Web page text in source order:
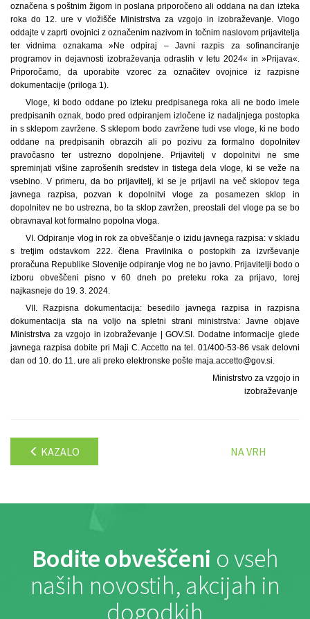
označena s poštnim žigom in poslana priporočeno ali oddana na dan izteka
roka do 12. ure v vložišče Ministrstva za vzgojo in izobraževanje. Vlogo
oddajte v zaprti ovojnici z označenim nazivom in točnim naslovom prijavitelja
ter vidnima oznakama »Ne odpiraj – Javni razpis za sofinanciranje
programov in dejavnosti izobraževanja odraslih v letu 2024« in »Prijava«.
Priporočamo, da uporabite vzorec za označitev ovojnice iz razpisne
dokumentacije (priloga 1).
Vloge, ki bodo oddane po izteku predpisanega roka ali ne bodo imele
predpisanih oznak, bodo pred odpiranjem izločene iz nadaljnjega postopka
in s sklepom zavržene. S sklepom bodo zavržene tudi vse vloge, ki ne bodo
oddane na predpisanih obrazcih ali po pozivu za formalno dopolnitev
pravočasno ter ustrezno dopolnjene. Prijavitelj v dopolnitvi ne sme
spreminjati višine zaprošenih sredstev in tistega dela vloge, ki se veže na
vsebino. V primeru, da bo prijavitelj, ki se je prijavil na več sklopov tega
javnega razpisa, pozvan k dopolnitvi vloge za posamezen sklop in
dopolnitev ne bo ustrezna, bo ta sklop zavržen, preostali del vloge pa se bo
obravnaval kot formalno popolna vloga.
VI. Odpiranje vlog in rok za obveščanje o izidu javnega razpisa: v skladu
s tretjim odstavkom 222. člena Pravilnika o postopkih za izvrševanje
proračuna Republike Slovenije odpiranje vlog ne bo javno. Prijavitelji bodo o
izboru obveščeni pisno v 60 dneh po preteku roka za prijavo, torej
najkasneje do 19. 3. 2024.
VII. Razpisna dokumentacija: besedilo javnega razpisa in razpisna
dokumentacija sta na voljo na spletni strani ministrstva: Javne objave
Ministrstva za vzgojo in izobraževanje | GOV.SI. Dodatne informacije glede
javnega razpisa dobite pri Maji C. Accetto na tel. 01/400-53-86 vsak delovni
dan od 10. do 11. ure ali preko elektronske pošte maja.accetto@gov.si.
Ministrstvo za vzgojo in
izobraževanje
KAZALO NA VRH
Bodite obveščeni o vseh
naših novostih, akcijah in
dogodkih